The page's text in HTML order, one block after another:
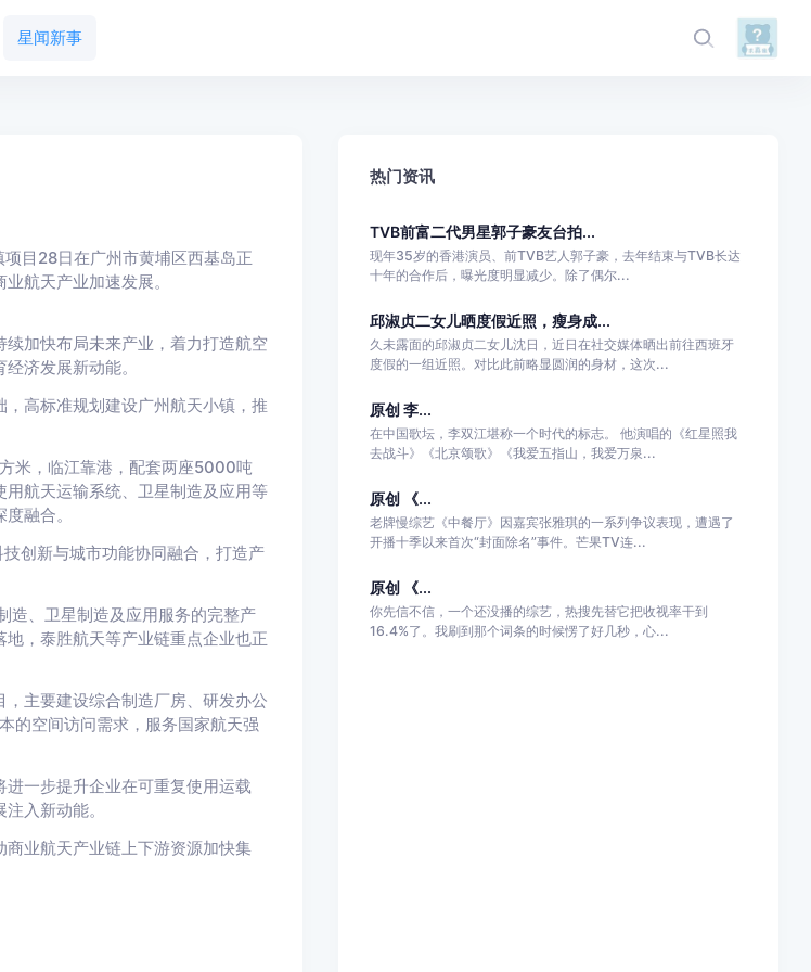
星闻新事
目28日在广州市黄埔区西基岛正
航天产业加速发展。
加快布局未来产业，着力打造航空
济发展新动能。
高标准规划建设广州航天小镇，推
米，临江靠港，配套两座5000吨
航天运输系统、卫星制造及应用等
融合。
创新与城市功能协同融合，打造产
、卫星制造及应用服务的完整产
，泰胜航天等产业链重点企业也正
主要建设综合制造厂房、研发办公
的空间访问需求，服务国家航天强
一步提升企业在可重复使用运载
入新动能。
业航天产业链上下游资源加快集
热门资讯
TVB前富二代男星郭子豪友台拍...
现年35岁的香港演员、前TVB艺人郭子豪，去年结束与TVB长达
十年的合作后，曝光度明显减少。除了偶尔...
邱淑贞二女儿晒度假近照，瘦身成...
久未露面的邱淑贞二女儿沈日，近日在社交媒体晒出前往西班牙
度假的一组近照。对比此前略显圆润的身材，这次...
原创 李...
在中国歌坛，李双江堪称一个时代的标志。 他演唱的《红星照我
去战斗》《北京颂歌》《我爱五指山，我爱万泉...
原创 《...
老牌慢综艺《中餐厅》因嘉宾张雅琪的一系列争议表现，遭遇了
开播十季以来首次“封面除名”事件。芒果TV连...
原创 《...
你先信不信，一个还没播的综艺，热搜先替它把收视率干到
16.4%了。我刷到那个词条的时候愣了好几秒，心...